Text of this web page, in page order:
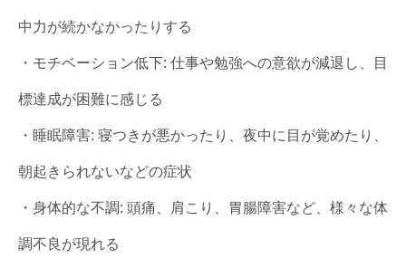
中力が続かなかったりする
・モチベーション低下: 仕事や勉強への意欲が減退し、目
標達成が困難に感じる
・睡眠障害: 寝つきが悪かったり、夜中に目が覚めたり、
朝起きられないなどの症状
・身体的な不調: 頭痛、肩こり、胃腸障害など、様々な体
調不良が現れる